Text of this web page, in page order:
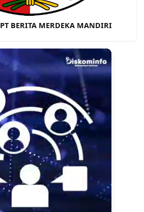
PT BERITA MERDEKA MANDIRI